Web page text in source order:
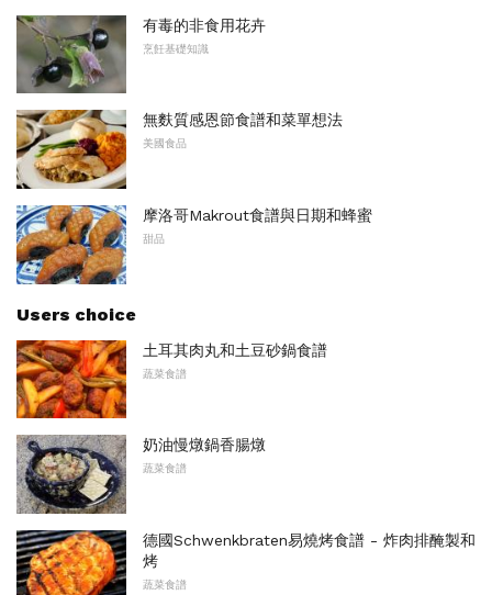
有毒的非食用花卉
烹飪基礎知識
無麩質感恩節食譜和菜單想法
美國食品
摩洛哥Makrout食譜與日期和蜂蜜
甜品
Users choice
土耳其肉丸和土豆砂鍋食譜
蔬菜食譜
奶油慢燉鍋香腸燉
蔬菜食譜
德國Schwenkbraten易燒烤食譜 - 炸肉排醃製和
烤
蔬菜食譜